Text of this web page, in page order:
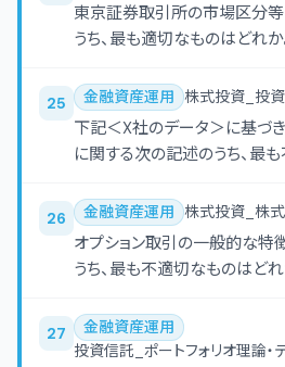
するものとする。
東京証券取引所の市場区分
うち、最も適切なものはどれか
25 金融資産運用 株式投資_投
下記＜X社のデータ＞に基づ
に関する次の記述のうち、最
26 金融資産運用 株式投資_株
オプション取引の一般的な特
うち、最も不適切なものはどれ
27
金融資産運用
投資信託_ポートフォリオ理論・